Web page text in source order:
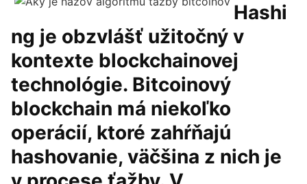
Hashi
ng je obzvlášť užitočný v
kontexte blockchainovej
technológie. Bitcoinový
blockchain má niekoľko
operácií, ktoré zahŕňajú
hashovanie, väčšina z nich je